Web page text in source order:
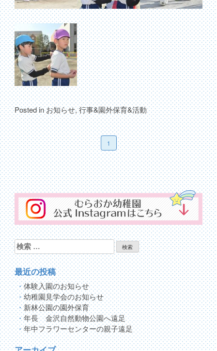
Posted inお知らせ,行事&園外保育&活動
1
検
索:
最近の投稿
体験入園のお知らせ
幼稚園見学会のお知らせ
新林公園の園外保育
年長 金沢自然動物公園へ遠足
年中フラワーセンターの親子遠足